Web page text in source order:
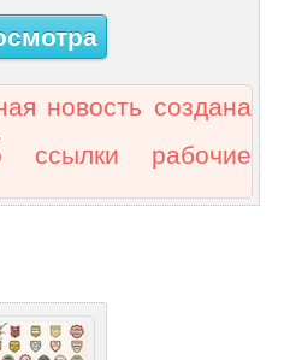
новость создана
ссылки рабочие